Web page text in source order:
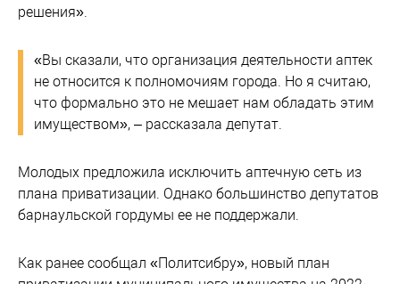
решения».
«Вы сказали, что организация деятельности аптек
не относится к полномочиям города. Но я считаю,
что формально это не мешает нам обладать этим
имуществом», – рассказала депутат.
Молодых предложила исключить аптечную сеть из
плана приватизации. Однако большинство депутатов
барнаульской гордумы ее не поддержали.
Как ранее сообщал «Политсибру», новый план